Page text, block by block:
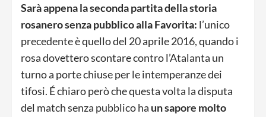
Sarà appena la seconda partita della storia
rosanero senza pubblico alla Favorita: l’unico
precedente è quello del 20 aprile 2016, quando i
rosa dovettero scontare contro l’Atalanta un
turno a porte chiuse per le intemperanze dei
tifosi. É chiaro però che questa volta la disputa
del match senza pubblico ha un sapore molto